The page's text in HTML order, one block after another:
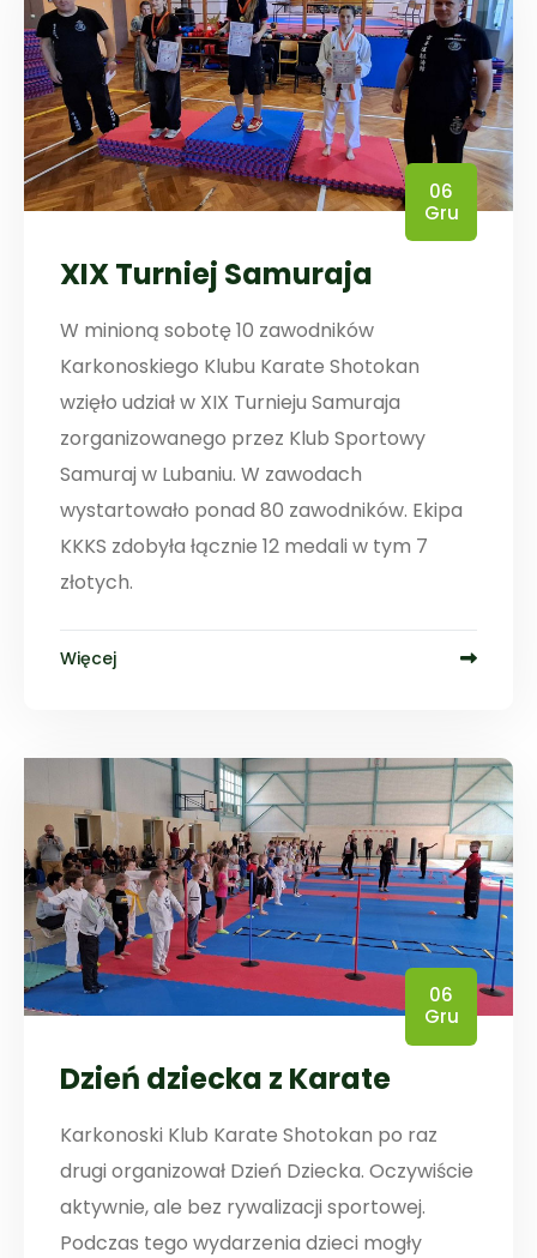
06
Gru
XIX Turniej Samuraja
W minioną sobotę 10 zawodników
Karkonoskiego Klubu Karate Shotokan
wzięło udział w XIX Turnieju Samuraja
zorganizowanego przez Klub Sportowy
Samuraj w Lubaniu. W zawodach
wystartowało ponad 80 zawodników. Ekipa
KKKS zdobyła łącznie 12 medali w tym 7
złotych.
Więcej
06
Gru
Dzień dziecka z Karate
Karkonoski Klub Karate Shotokan po raz
drugi organizował Dzień Dziecka. Oczywiście
aktywnie, ale bez rywalizacji sportowej.
Podczas tego wydarzenia dzieci mogły